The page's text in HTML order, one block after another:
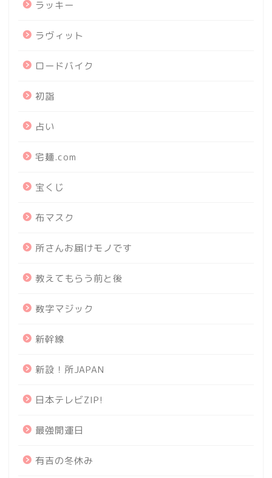
ラッキー
ラヴィット
ロードバイク
初詣
占い
宅麺.com
宝くじ
布マスク
所さんお届けモノです
教えてもらう前と後
数字マジック
新幹線
新設！所JAPAN
日本テレビZIP!
最強開運日
有吉の冬休み